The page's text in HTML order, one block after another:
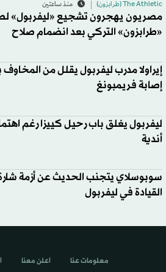
The Athletic (طرابزون) منذ ساعتين
مصريون يهجرون تشجيع «ليفربول»
«طرابزون» التركي بعد انضمام صلاح
إيراولا مدرب ليفربول يقلل من
إصابة فريمبونغ
ليفربول يغلق باب رحيل كييزا رغم
أندية
سوبوسلاي يتجنب الحديث عن أزمة
القيادة في ليفربول
معلومات عنا اعلن معنا